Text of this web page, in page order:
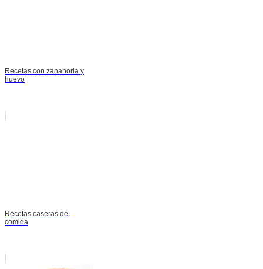
Recetas con zanahoria y
huevo
Recetas caseras de
comida